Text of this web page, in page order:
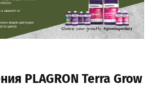
PLAGRON Terra Grow